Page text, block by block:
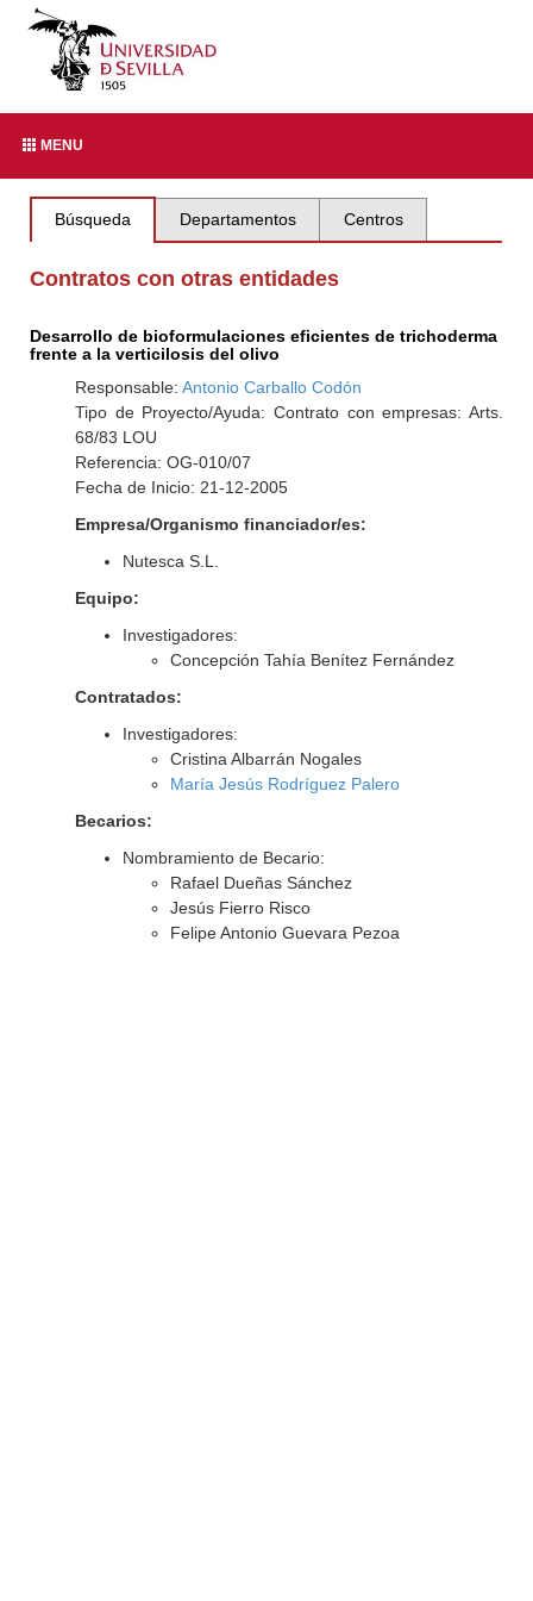
MENU
Búsqueda Departamentos Centros
Contratos con otras entidades
Desarrollo de bioformulaciones eficientes de trichoderma
frente a la verticilosis del olivo
Responsable: Antonio Carballo Codón
Tipo de Proyecto/Ayuda: Contrato con empresas: Arts.
68/83 LOU
Referencia: OG-010/07
Fecha de Inicio: 21-12-2005
Empresa/Organismo financiador/es:
Nutesca S.L.
Equipo:
Investigadores:
Concepción Tahía Benítez Fernández
Contratados:
Investigadores:
Cristina Albarrán Nogales
María Jesús Rodríguez Palero
Becarios:
Nombramiento de Becario:
Rafael Dueñas Sánchez
Jesús Fierro Risco
Felipe Antonio Guevara Pezoa